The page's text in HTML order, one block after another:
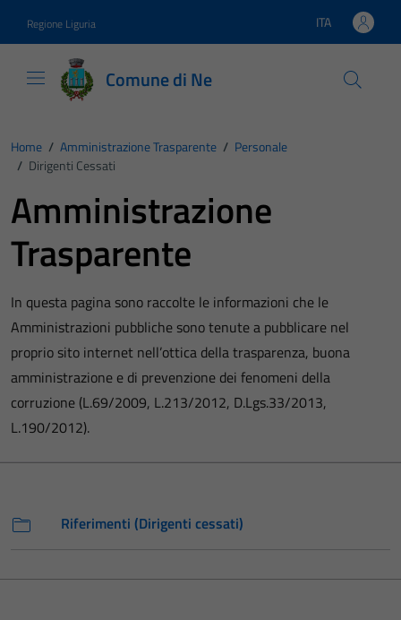
Regione Liguria Lingua attiva:
ITA
Comune di Ne
Home / Amministrazione Trasparente / Personale
/ Dirigenti Cessati
Amministrazione
Trasparente
In questa pagina sono raccolte le informazioni che le
Amministrazioni pubbliche sono tenute a pubblicare nel
proprio sito internet nell’ottica della trasparenza, buona
amministrazione e di prevenzione dei fenomeni della
corruzione (L.69/2009, L.213/2012, D.Lgs.33/2013,
L.190/2012).
Riferimenti (Dirigenti cessati)